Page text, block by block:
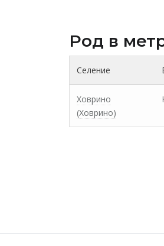
Род в
Селение
Ховрино
(Xоврино)